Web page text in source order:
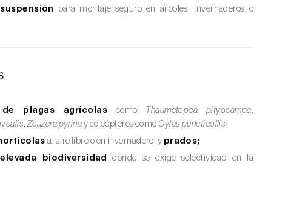
para montaje seguro en árboles, invernaderos o
de plagas agrícolas como Thaumetopea pityocampa
Zeuzera pyrina y coleópteros comoCylas puncticollis;
al aire libre o en invernadero, y prados;
biodiversidad
donde se exige selectividad en la